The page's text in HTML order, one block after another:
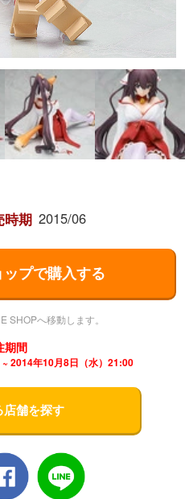
時期 2015/06
プで購入する
SHOPへ移動します。
期間
2014年10月8日（水）21:00
舗を探す